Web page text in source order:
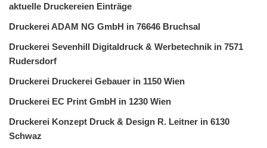
aktuelle Druckereien Einträge
Druckerei ADAM NG GmbH in 76646 Bruchsal
Druckerei Sevenhill Digitaldruck & Werbetechnik in 7571
Rudersdorf
Druckerei Druckerei Gebauer in 1150 Wien
Druckerei EC Print GmbH in 1230 Wien
Druckerei Konzept Druck & Design R. Leitner in 6130
Schwaz